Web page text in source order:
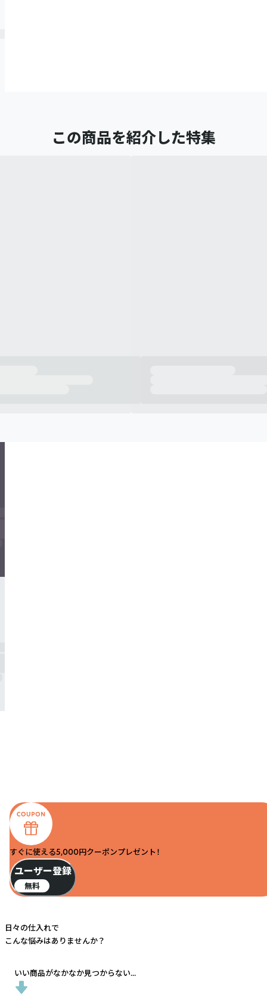
この商品を紹介した特集
すぐに使える5,000円クーポンプレゼント！
ユーザー登録
無料
日々の仕入れで
こんな悩みはありませんか？
いい商品がなかなか見つからない...